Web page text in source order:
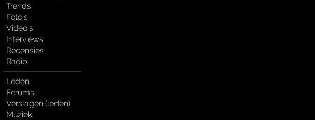
Trends
Foto's
Video's
Interviews
Recensies
Radio
Leden
Forums
Verslagen (leden)
Muziek